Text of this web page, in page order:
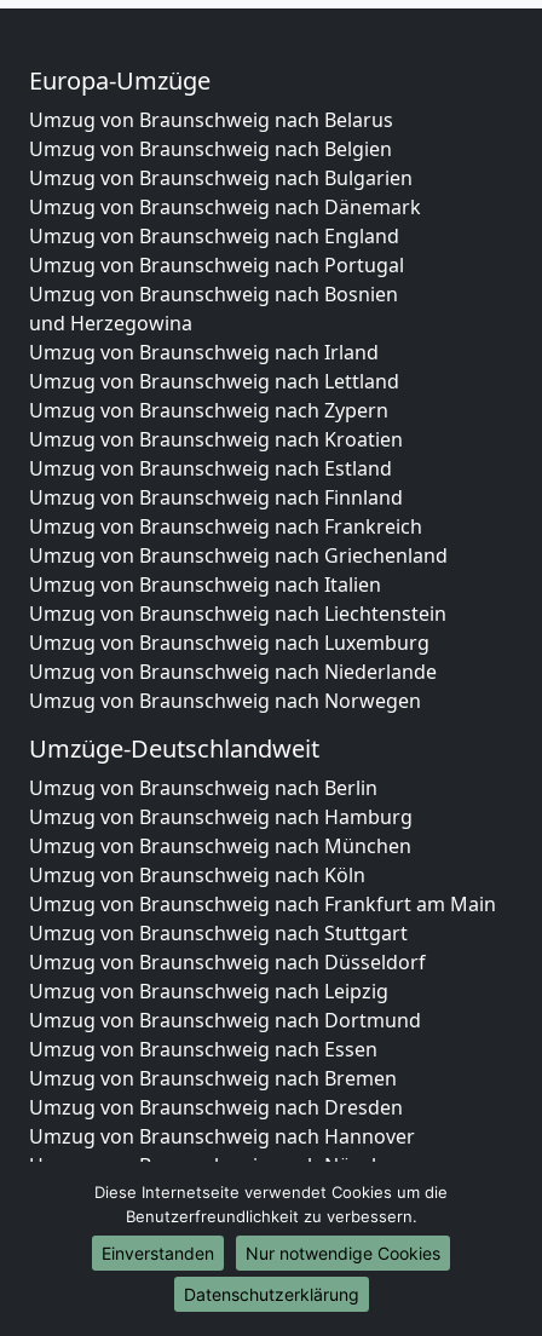
Europa-Umzüge
Umzug von Braunschweig nach Belarus
Umzug von Braunschweig nach Belgien
Umzug von Braunschweig nach Bulgarien
Umzug von Braunschweig nach Dänemark
Umzug von Braunschweig nach England
Umzug von Braunschweig nach Portugal
Umzug von Braunschweig nach Bosnien
und Herzegowina
Umzug von Braunschweig nach Irland
Umzug von Braunschweig nach Lettland
Umzug von Braunschweig nach Zypern
Umzug von Braunschweig nach Kroatien
Umzug von Braunschweig nach Estland
Umzug von Braunschweig nach Finnland
Umzug von Braunschweig nach Frankreich
Umzug von Braunschweig nach Griechenland
Umzug von Braunschweig nach Italien
Umzug von Braunschweig nach Liechtenstein
Umzug von Braunschweig nach Luxemburg
Umzug von Braunschweig nach Niederlande
Umzug von Braunschweig nach Norwegen
Umzüge-Deutschlandweit
Umzug von Braunschweig nach Berlin
Umzug von Braunschweig nach Hamburg
Umzug von Braunschweig nach München
Umzug von Braunschweig nach Köln
Umzug von Braunschweig nach Frankfurt am Main
Umzug von Braunschweig nach Stuttgart
Umzug von Braunschweig nach Düsseldorf
Umzug von Braunschweig nach Leipzig
Umzug von Braunschweig nach Dortmund
Umzug von Braunschweig nach Essen
Umzug von Braunschweig nach Bremen
Umzug von Braunschweig nach Dresden
Umzug von Braunschweig nach Hannover
Umzug von Braunschweig nach Nürnberg
Umzug von Braunschweig nach Duisburg
Umzug von Braunschweig nach Bochum
Umzug von Braunschweig nach Wuppertal
Umzug von Braunschweig nach Bielefeld
Umzug von Braunschweig nach Bonn
Diese Internetseite verwendet Cookies um die
Benutzerfreundlichkeit zu verbessern.
Einverstanden
Nur notwendige Cookies
Datenschutzerklärung